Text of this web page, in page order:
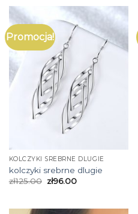
Promocja!
KOLCZYKI SREBRNE DLUGIE
kolczyki srebrne dlugie
zł125.00 zł96.00